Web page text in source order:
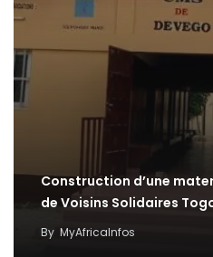
Construction d’une
de Voisins Solidaires
By MyAfricaInfos